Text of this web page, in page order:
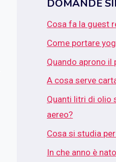
DOMANDE
Cosa fa la guest
Come portare
Quando aprono il
A cosa serve
Quanti litri di olio
aereo?
Cosa si studia
In che anno è